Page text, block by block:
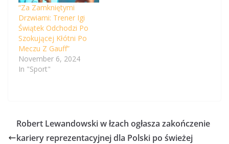
“Za Zamkniętymi
Drzwiami: Trener Igi
Świątek Odchodzi Po
Szokującej Kłótni Po
Meczu Z Gauff”
November 6, 2024
In "Sport"
Robert Lewandowski w łzach ogłasza zakończenie
kariery reprezentacyjnej dla Polski po świeżej